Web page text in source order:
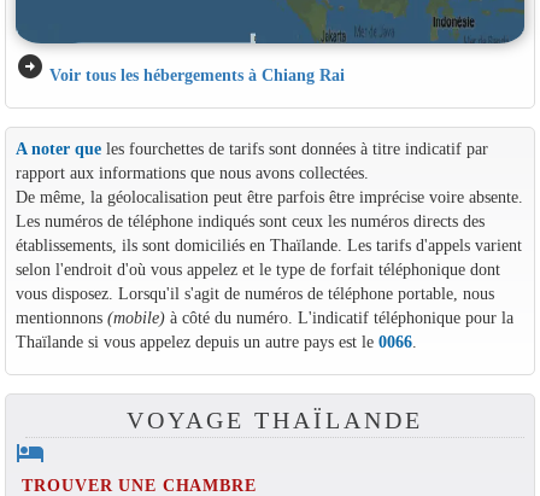
arrow_circle_right Voir tous les hébergements à Chiang Rai
A noter queles fourchettes de tarifs sont données à titre indicatif par
rapport aux informations que nous avons collectées.
De même, la géolocalisation peut être parfois être imprécise voire absente.
Les numéros de téléphone indiqués sont ceux les numéros directs des
établissements, ils sont domiciliés en Thaïlande. Les tarifs d'appels varient
selon l'endroit d'où vous appelez et le type de forfait téléphonique dont
vous disposez. Lorsqu'il s'agit de numéros de téléphone portable, nous
mentionnons (mobile)à côté du numéro. L'indicatif téléphonique pour la
Thaïlande si vous appelez depuis un autre pays est le 0066.
VOYAGE THAÏLANDE
hotel
TROUVER UNE CHAMBRE